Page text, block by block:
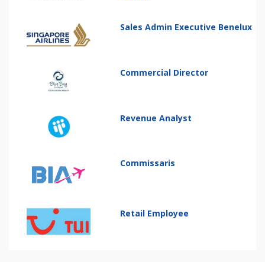
Sales Admin Executive Benelux
Commercial Director
Revenue Analyst
Commissaris
Retail Employee